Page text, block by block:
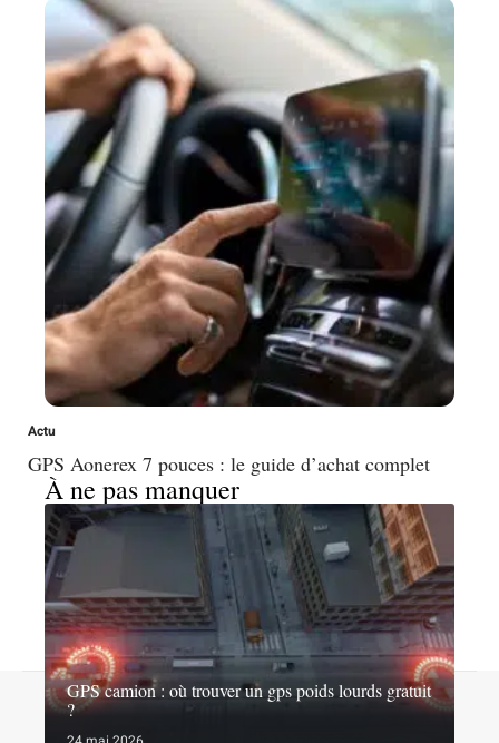
Actu
GPS Aonerex 7 pouces : le guide d’achat complet
À ne pas manquer
GPS camion : où trouver un gps poids lourds gratuit
?
Contact Mentions légales Sitemap